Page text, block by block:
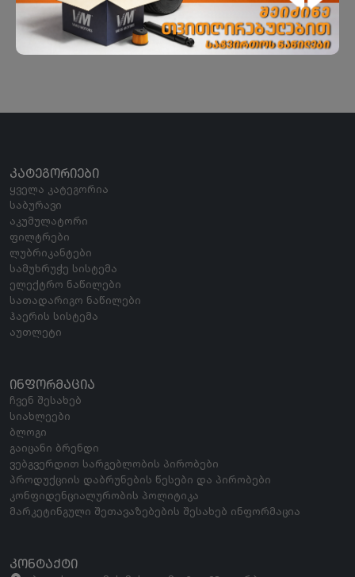
ჰიდროქურო DAF XF105
NISSENS
ᲙᲐᲢᲔᲒᲝᲠᲘᲔᲑᲘ
ყველა კატეგორია
საბურავი
აკუმულატორი
ფილტრები
ლუბრიკანტები
სამუხრუჭე სისტემა
ელექტრო ნაწილები
სათადარიგო ნაწილები
ჰაერის სისტემა
აუთლეტი
ᲘᲜᲤᲝᲠᲛᲐᲪᲘᲐ
ჩვენ შესახებ
სიახლეები
ბლოგი
გაიცანი ბრენდი
ვებგვერდით სარგებლობის პირობები
პროდუქციის დაბრუნების წესები და პირობები
კონფიდენციალურობის პოლიტიკა
მარკეტინგული შეთავაზებების შესახებ ინფორმაცია
ᲙᲝᲜᲢᲐᲥᲢᲘ